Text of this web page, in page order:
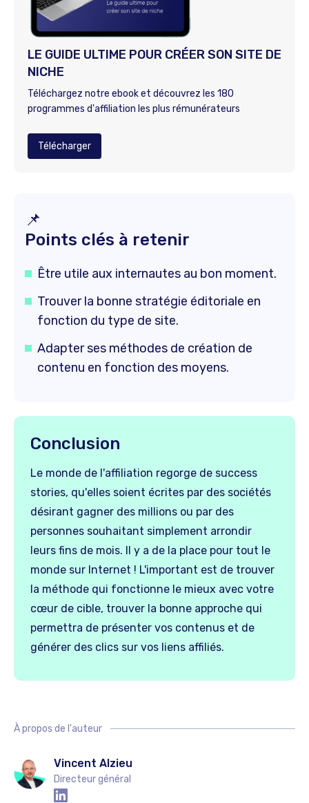
LE GUIDE ULTIME POUR CRÉER SON SITE DE
NICHE
Téléchargez notre ebook et découvrez les 180
programmes d'affiliation les plus rémunérateurs
Télécharger
📌
Points clés à retenir
Être utile aux internautes au bon moment.
Trouver la bonne stratégie éditoriale en
fonction du type de site.
Adapter ses méthodes de création de
contenu en fonction des moyens.
Conclusion
Le monde de l'affiliation regorge de success
stories, qu'elles soient écrites par des sociétés
désirant gagner des millions ou par des
personnes souhaitant simplement arrondir
leurs fins de mois. Il y a de la place pour tout le
monde sur Internet ! L'important est de trouver
la méthode qui fonctionne le mieux avec votre
cœur de cible, trouver la bonne approche qui
permettra de présenter vos contenus et de
générer des clics sur vos liens affiliés.
À propos de l'auteur
Vincent Alzieu
Directeur général